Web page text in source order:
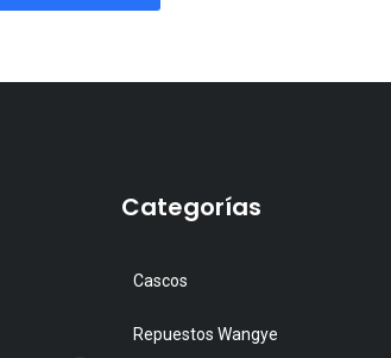
Categorías
Cascos
Repuestos Wangye